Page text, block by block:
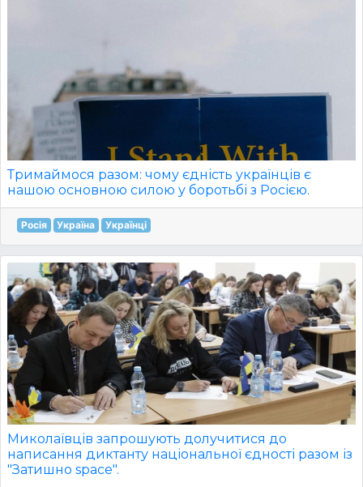
Тримаймося разом: чому єдність українців є
нашою основною силою у боротьбі з Росією.
Росія Україна Українці
Миколаївців запрошують долучитися до
написання диктанту національної єдності разом із
"Затишно space".